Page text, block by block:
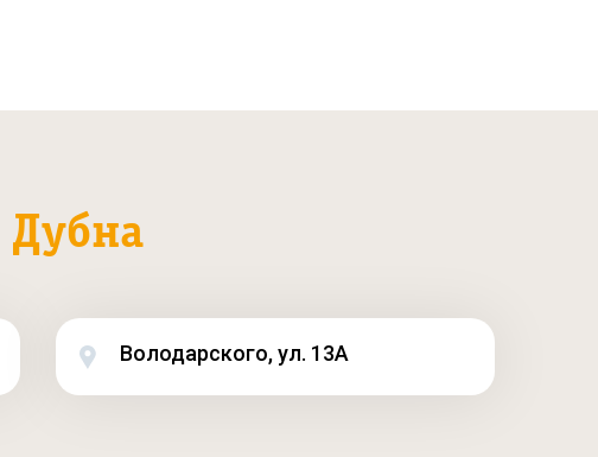
Дубна
Володарского, ул. 13А